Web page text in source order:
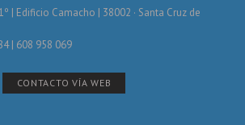
| Edificio Camacho | 38002 · Santa Cruz de
| 608 958 069
CONTACTO VÍA WEB